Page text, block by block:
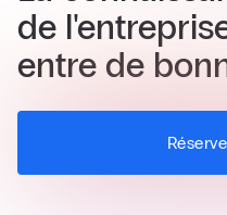
de
entre de